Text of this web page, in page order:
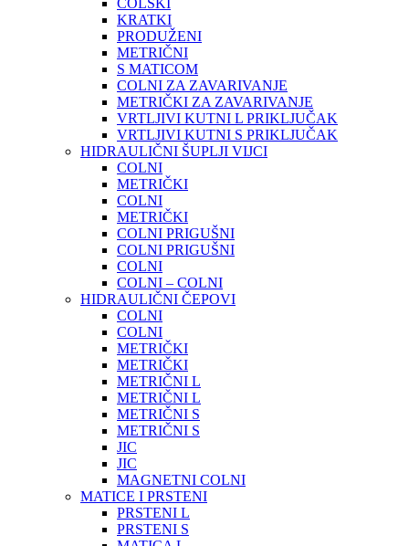
COLSKI
KRATKI
PRODUŽENI
METRIČNI
S MATICOM
COLNI ZA ZAVARIVANJE
METRIČKI ZA ZAVARIVANJE
VRTLJIVI KUTNI L PRIKLJUČAK
VRTLJIVI KUTNI S PRIKLJUČAK
HIDRAULIČNI ŠUPLJI VIJCI
COLNI
METRIČKI
COLNI
METRIČKI
COLNI PRIGUŠNI
COLNI PRIGUŠNI
COLNI
COLNI – COLNI
HIDRAULIČNI ČEPOVI
COLNI
COLNI
METRIČKI
METRIČKI
METRIČNI L
METRIČNI L
METRIČNI S
METRIČNI S
JIC
JIC
MAGNETNI COLNI
MATICE I PRSTENI
PRSTENI L
PRSTENI S